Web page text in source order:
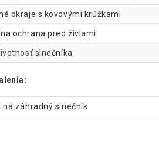
okraje s kovovými krúžkami
ochrana pred živlami
slnečníka
na záhradný slnečník